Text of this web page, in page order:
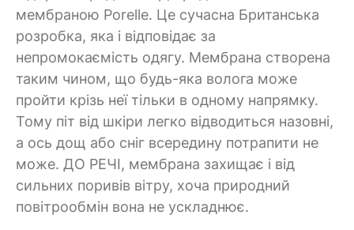
мембраною Porelle. Це сучасна Британська
розробка, яка і відповідає за
непромокаємість одягу. Мембрана створена
таким чином, що будь-яка волога може
пройти крізь неї тільки в одному напрямку.
Тому піт від шкіри легко відводиться назовні,
а ось дощ або сніг всередину потрапити не
може. ДО РЕЧІ, мембрана захищає і від
сильних поривів вітру, хоча природний
повітрообмін вона не ускладнює.